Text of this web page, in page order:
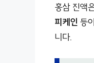
홍삼 진액
피케인 등
니다.